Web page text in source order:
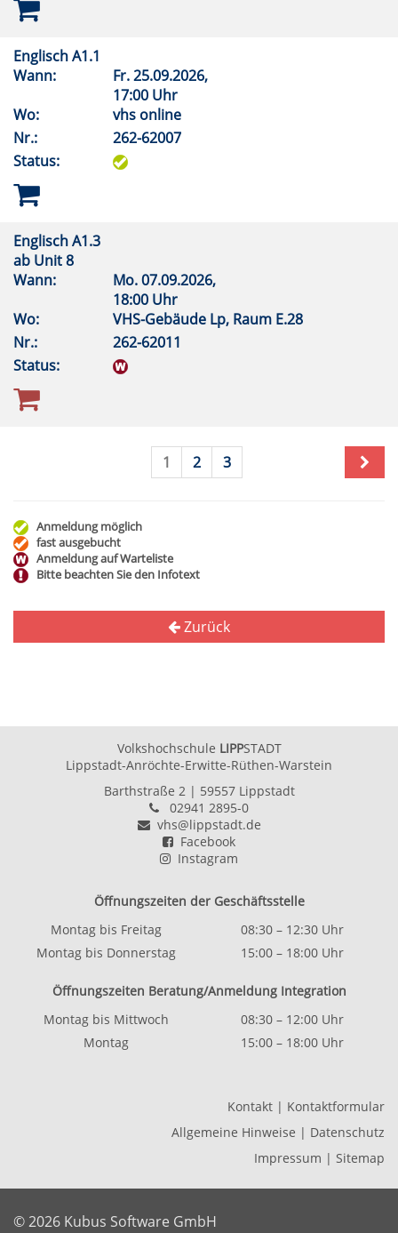
Englisch A1.1
Wann:
Fr.25.09.2026,
17:00 Uhr
Wo:
vhs online
Nr.:
262-62007
Status:
Englisch A1.3
ab Unit 8
Wann:
Mo.07.09.2026,
18:00 Uhr
Wo:
VHS-Gebäude Lp, Raum E.28
Nr.:
262-62011
Status:
1 2 3
Anmeldung möglich
fast ausgebucht
Anmeldung auf Warteliste
Bitte beachten Sie den Infotext
Zurück
Volkshochschule LIPPSTADT
Lippstadt-Anröchte-Erwitte-Rüthen-Warstein
Barthstraße 2| 59557 Lippstadt
02941 2895-0
vhs@lippstadt.de
Facebook
Instagram
Öffnungszeiten der Geschäftsstelle
Montag bis Freitag
08:30 – 12:30 Uhr
Montag bis Donnerstag
15:00 – 18:00 Uhr
Öffnungszeiten Beratung/Anmeldung Integration
Montag bis Mittwoch
08:30 – 12:00 Uhr
Montag
15:00 – 18:00 Uhr
Kontakt | Kontaktformular
Allgemeine Hinweise | Datenschutz
Impressum | Sitemap
© 2026 Kubus Software GmbH